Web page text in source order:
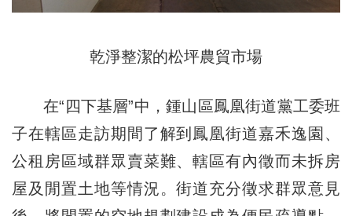
乾淨整潔的松坪農貿市場
在“四下基層”中，鍾山區鳳凰街道黨工委班
子在轄區走訪期間了解到鳳凰街道嘉禾逸園、
公租房區域群眾賣菜難、轄區有內徵而未拆房
屋及閒置土地等情況。街道充分徵求群眾意見